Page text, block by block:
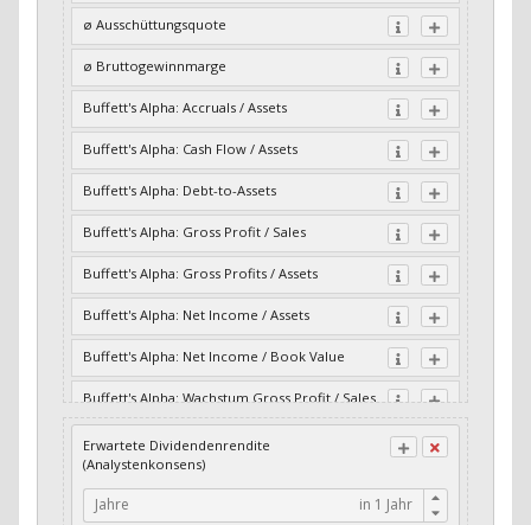
ø Ausschüttungsquote
ø Bruttogewinnmarge
Buffett's Alpha: Accruals / Assets
Buffett's Alpha: Cash Flow / Assets
Buffett's Alpha: Debt-to-Assets
Buffett's Alpha: Gross Profit / Sales
Buffett's Alpha: Gross Profits / Assets
Buffett's Alpha: Net Income / Assets
Buffett's Alpha: Net Income / Book Value
Buffett's Alpha: Wachstum Gross Profit / Sales
Buffett's Alpha: Wachstum Residual Cash Flow
/ Assets
Buffett's Alpha: Wachstum Residual Gross
Profits / Assets
Erwartete Dividendenrendite
(Analystenkonsens)
Jahre